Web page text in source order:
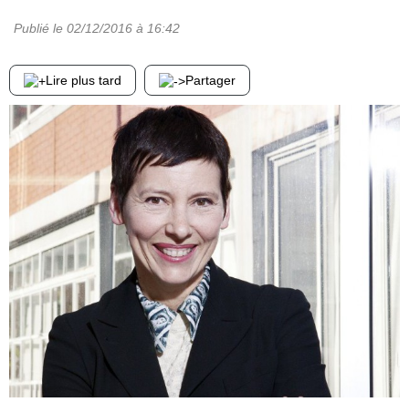
Publié le 02/12/2016 à 16:42
Lire plus tard Partager